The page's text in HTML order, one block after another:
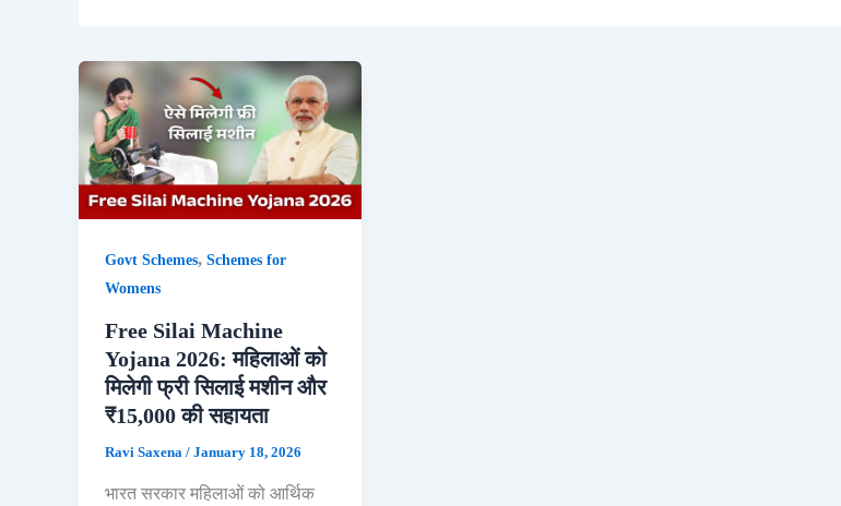
Govt Schemes, Schemes for
Womens
Free Silai Machine
Yojana 2026: महिलाओं को
मिलेगी फ्री सिलाई मशीन और
₹15,000 की सहायता
Ravi Saxena / January 18, 2026
भारत सरकार महिलाओं को आर्थिक